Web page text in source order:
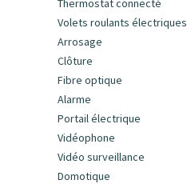
Thermostat connecté
Volets roulants électriques
Arrosage
Clôture
Fibre optique
Alarme
Portail électrique
Vidéophone
Vidéo surveillance
Domotique